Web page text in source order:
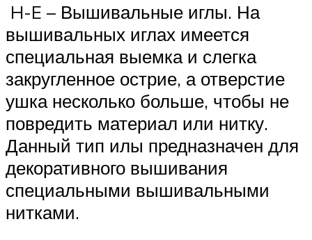
H-E – Вышивальные иглы. На
вышивальных иглах имеется
специальная выемка и слегка
закругленное острие, а отверстие
ушка несколько больше, чтобы не
повредить материал или нитку.
Данный тип илы предназначен для
декоративного вышивания
специальными вышивальными
нитками.